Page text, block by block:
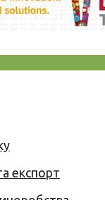
експорт